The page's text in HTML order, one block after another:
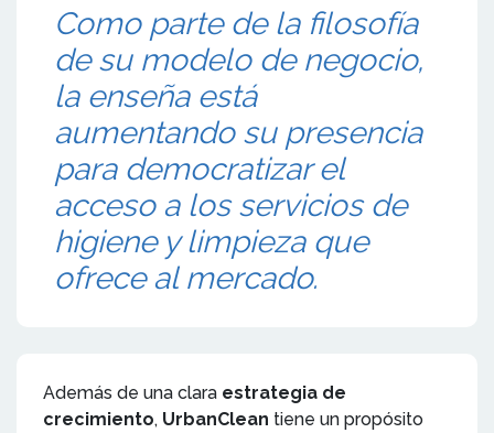
Como parte de la filosofía
de su modelo de negocio,
la enseña está
aumentando su presencia
para democratizar el
acceso a los servicios de
higiene y limpieza que
ofrece al mercado.
Además de una clara estrategia de
crecimiento, UrbanClean tiene un propósito